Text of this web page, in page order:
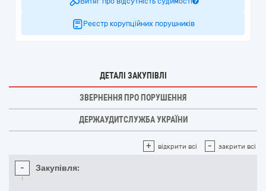
Реєстр корупційних порушників
ДЕТАЛІ ЗАКУПІВЛІ
ЗВЕРНЕННЯ ПРО ПОРУШЕННЯ
ДЕРЖАУДИТСЛУЖБА УКРАЇНИ
+ відкрити всі - закрити всі
- Закупівля: